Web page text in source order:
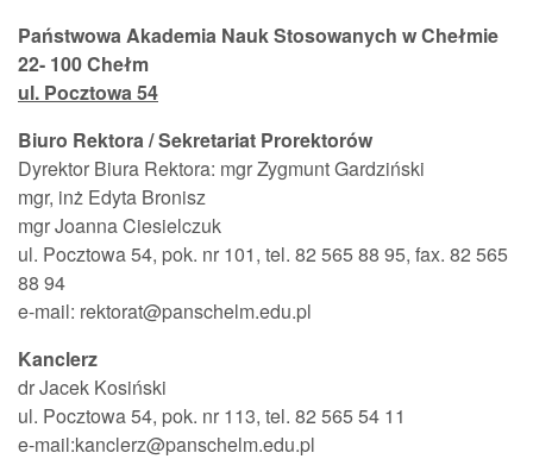
Państwowa Akademia Nauk Stosowanych w Chełmie
22- 100 Chełm
ul. Pocztowa 54
Biuro Rektora / Sekretariat Prorektorów
Dyrektor Biura Rektora: mgr Zygmunt Gardziński
mgr, inż Edyta Bronisz
mgr Joanna Ciesielczuk
ul. Pocztowa 54, pok. nr 101, tel. 82 565 88 95, fax. 82 565
88 94
e-mail: rektorat@panschelm.edu.pl
Kanclerz
dr Jacek Kosiński
ul. Pocztowa 54, pok. nr 113, tel. 82 565 54 11
e-mail:kanclerz@panschelm.edu.pl